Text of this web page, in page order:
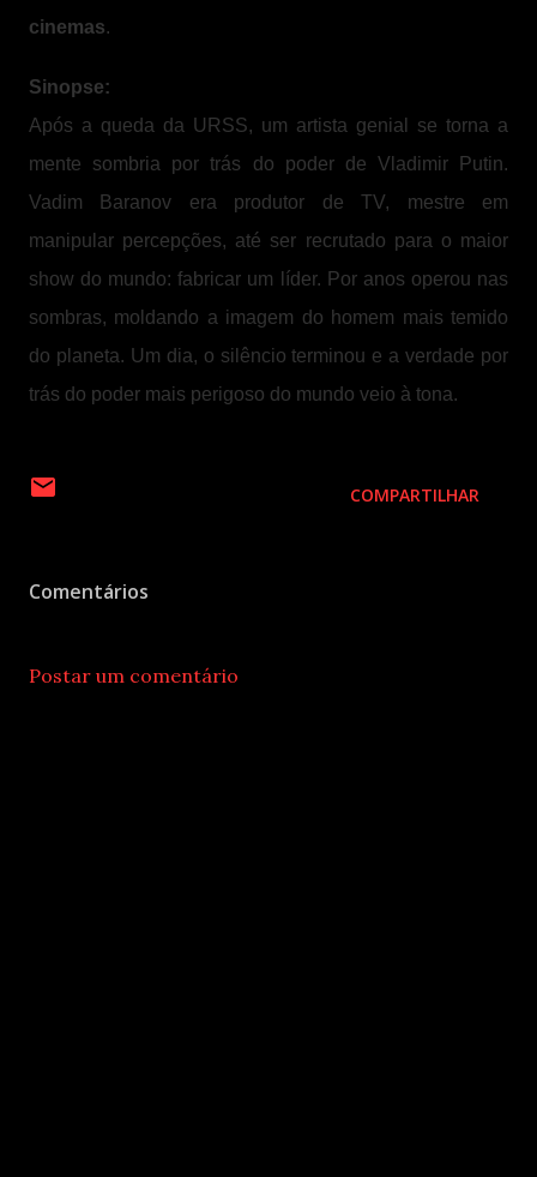
cinemas.
Sinopse:
Após a queda da URSS, um artista genial se torna a
mente sombria por trás do poder de Vladimir Putin.
Vadim Baranov era produtor de TV, mestre em
manipular percepções, até ser recrutado para o maior
show do mundo: fabricar um líder. Por anos operou nas
sombras, moldando a imagem do homem mais temido
do planeta. Um dia, o silêncio terminou e a verdade por
trás do poder mais perigoso do mundo veio à tona.
COMPARTILHAR
Comentários
Postar um comentário